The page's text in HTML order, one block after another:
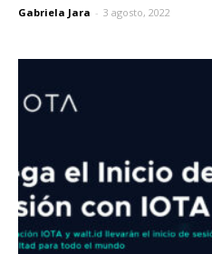
Gabriela Jara - 3 agosto, 2022